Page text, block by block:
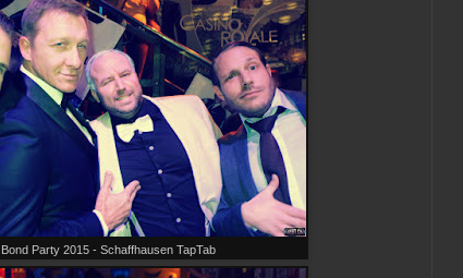
Party 2015 - Schaffhausen TapTab